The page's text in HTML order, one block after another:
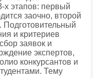
х этапов: первый
заочно, второй
Подготовительный
и критериев
заявок и
экспертов,
конкурсантов и
Тему